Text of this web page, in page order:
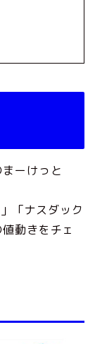
ーけっと
「ナスダック
動きをチェ